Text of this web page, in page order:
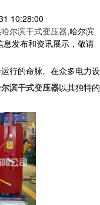
10:28:00
哈尔滨干式变压器,哈尔滨
发布和资讯展示，敬请
行的命脉。在众多电力设
滨干式变压器以其独特的